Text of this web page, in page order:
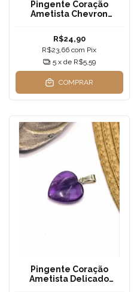
Pingente Coração
Ametista Chevron
Transmutação Profunda
e Cura Espiritual
R$24,90
R$23,66com Pix
5 x de R$5,59
COMPRAR
Pingente Coração
Ametista Delicado